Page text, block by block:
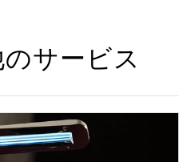
サービス